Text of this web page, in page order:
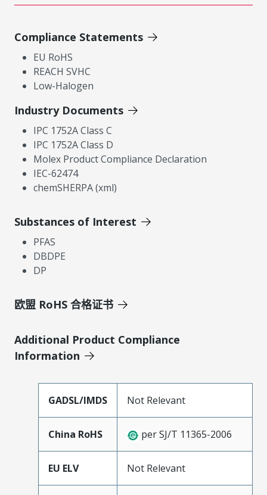
Compliance Statements
EU RoHS
REACH SVHC
Low-Halogen
Industry Documents
IPC 1752A Class C
IPC 1752A Class D
Molex Product Compliance Declaration
IEC-62474
chemSHERPA (xml)
Substances of Interest
PFAS
DBDPE
DP
欧盟 RoHS 合格证书
Additional Product Compliance
Information
GADSL/IMDS Not Relevant
China RoHS per SJ/T 11365-2006
EU ELV Not Relevant